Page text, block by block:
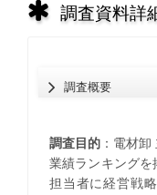
調査資料詳
調査概要
調査目的：電材卸
業績ランキング
担当者に経営戦